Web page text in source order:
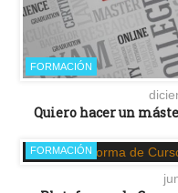
FORMACIÓN
Quiero hacer un
FORMACIÓN